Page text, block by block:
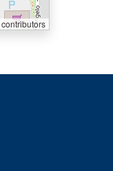
contributors